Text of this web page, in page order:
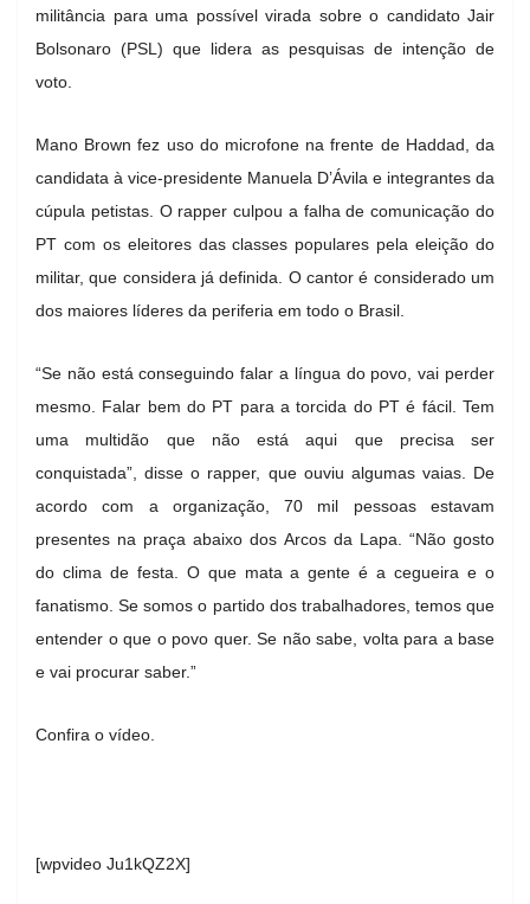
militância para uma possível virada sobre o candidato Jair
Bolsonaro (PSL) que lidera as pesquisas de intenção de
voto.
Mano Brown fez uso do microfone na frente de Haddad, da
candidata à vice-presidente Manuela D’Ávila e integrantes da
cúpula petistas. O rapper culpou a falha de comunicação do
PT com os eleitores das classes populares pela eleição do
militar, que considera já definida. O cantor é considerado um
dos maiores líderes da periferia em todo o Brasil.
“Se não está conseguindo falar a língua do povo, vai perder
mesmo. Falar bem do PT para a torcida do PT é fácil. Tem
uma multidão que não está aqui que precisa ser
conquistada”, disse o rapper, que ouviu algumas vaias. De
acordo com a organização, 70 mil pessoas estavam
presentes na praça abaixo dos Arcos da Lapa. “Não gosto
do clima de festa. O que mata a gente é a cegueira e o
fanatismo. Se somos o partido dos trabalhadores, temos que
entender o que o povo quer. Se não sabe, volta para a base
e vai procurar saber.”
Confira o vídeo.
[wpvideo Ju1kQZ2X]